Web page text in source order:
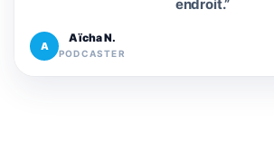
endroit.”
A
Aïcha N.
PODCASTER